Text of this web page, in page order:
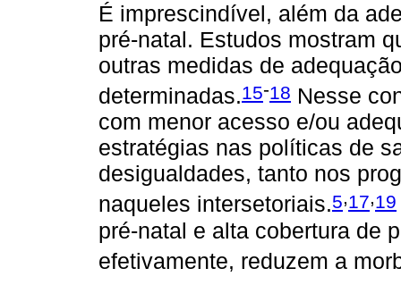
É imprescindível, além da
pré-natal. Estudos mostram
outras medidas de
determinadas.15-18 Nesse
com menor acesso e/ou
estratégias nas políticas de
desigualdades, tanto nos
naqueles intersetoriais.5,17,19
pré-natal e alta cobertura de
efetivamente, reduzem a